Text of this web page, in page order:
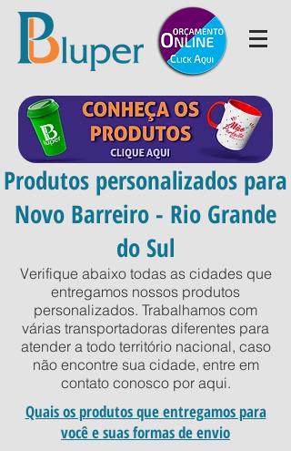
Produtos personalizados para
Novo Barreiro - Rio Grande
do Sul
Verifique abaixo todas as cidades que
entregamos nossos produtos
personalizados. Trabalhamos com
várias transportadoras diferentes para
atender a todo território nacional, caso
não encontre sua cidade, entre em
contato conosco por aqui.
Quais os produtos que entregamos para
você e suas formas de envio